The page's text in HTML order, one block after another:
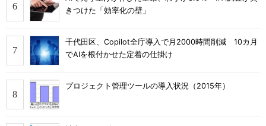
きつけた「効率化の壁」
千代田区、Copilot全庁導入で月2000時間削減 10カ月
でAIを根付かせた定着の仕掛け
プロジェクト管理ツールの導入状況（2015年）